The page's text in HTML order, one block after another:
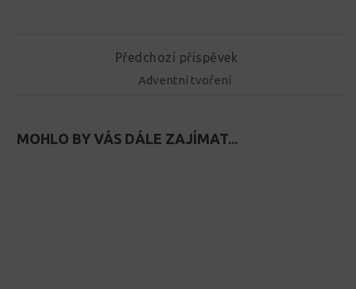
Předchozí příspěvek
Adventní tvoření
MOHLO BY VÁS DÁLE ZAJÍMAT...